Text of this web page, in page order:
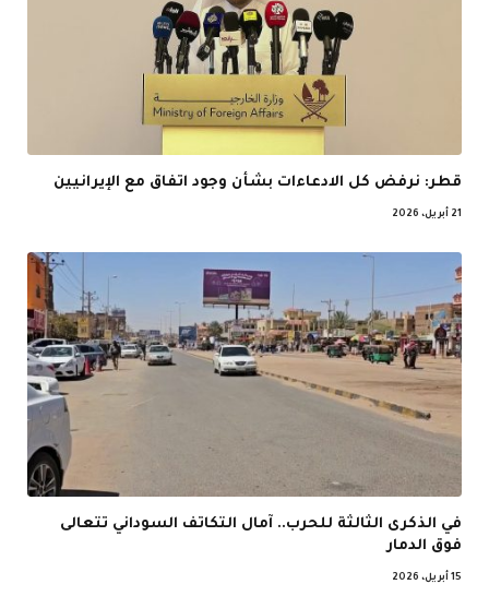
قطر: نرفض كل الادعاءات بشأن وجود اتفاق مع الإيرانيين
21 أبريل، 2026
في الذكرى الثالثة للحرب.. آمال التكاتف السوداني تتعالى
فوق الدمار
15 أبريل، 2026